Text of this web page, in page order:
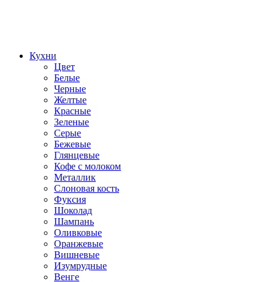
Кухни
Цвет
Белые
Черные
Желтые
Красные
Зеленые
Серые
Бежевые
Глянцевые
Кофе с молоком
Металлик
Слоновая кость
Фуксия
Шоколад
Шампань
Оливковые
Оранжевые
Вишневые
Изумрудные
Венге